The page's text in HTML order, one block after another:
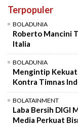
Terpopuler
BOLADUNIA
Roberto Mancini
Italia
BOLADUNIA
Mengintip
Kontra Timnas
BOLATAINMENT
Laba Bersih DIGI
Media Perkuat